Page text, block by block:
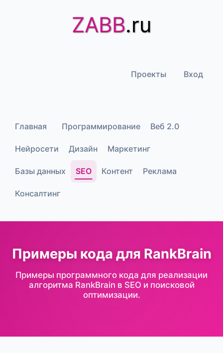
ZABB.ru
Проекты Вход
Главная Программирование Веб 2.0
Нейросети Дизайн Маркетинг
Базы данных SEO Контент Реклама
Консалтинг
Примеры кода для RankBrain
Примеры программного кода для реализации
алгоритма RankBrain в SEO и поисковой
оптимизации.